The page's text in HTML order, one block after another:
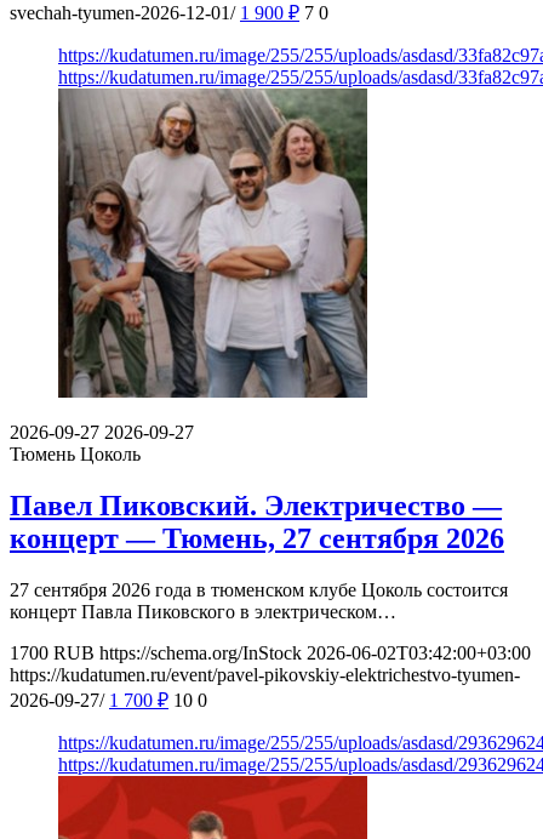
svechah-tyumen-2026-12-01/ 1 900 ₽ 7 0
https://kudatumen.ru/image/255/255/uploads/asdasd/
https://kudatumen.ru/image/255/255/uploads/asdasd/
2026-09-27 2026-09-27
Тюмень Цоколь
Павел Пиковский. Электричество —
концерт — Тюмень, 27 сентября 2026
27 сентября 2026 года в тюменском клубе Цоколь состоится
концерт Павла Пиковского в электрическом…
1700 RUB https://schema.org/InStock 2026-06-02T03:42:00+03:00
https://kudatumen.ru/event/pavel-pikovskiy-elektrichestvo-tyumen-
2026-09-27/ 1 700 ₽ 10 0
https://kudatumen.ru/image/255/255/uploads/asdasd/
https://kudatumen.ru/image/255/255/uploads/asdasd/